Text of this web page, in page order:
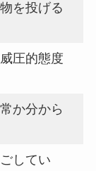
を投げる
圧的態度
か分から
してい